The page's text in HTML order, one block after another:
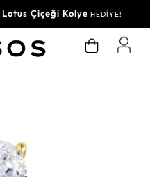
Lotus Çiçeği Kolye HEDİYE!